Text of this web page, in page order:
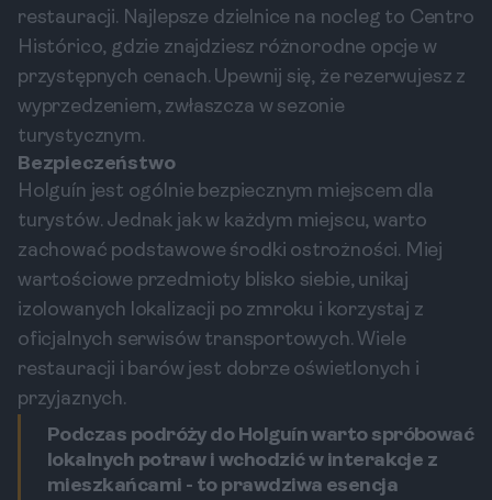
restauracji. Najlepsze dzielnice na nocleg to Centro
Histórico, gdzie znajdziesz różnorodne opcje w
przystępnych cenach. Upewnij się, że rezerwujesz z
wyprzedzeniem, zwłaszcza w sezonie
turystycznym.
Bezpieczeństwo
Holguín jest ogólnie bezpiecznym miejscem dla
turystów. Jednak jak w każdym miejscu, warto
zachować podstawowe środki ostrożności. Miej
wartościowe przedmioty blisko siebie, unikaj
izolowanych lokalizacji po zmroku i korzystaj z
oficjalnych serwisów transportowych. Wiele
restauracji i barów jest dobrze oświetlonych i
przyjaznych.
Podczas podróży do Holguín warto spróbować
lokalnych potraw i wchodzić w interakcje z
mieszkańcami - to prawdziwa esencja